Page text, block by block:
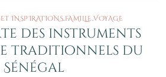
INSPIRATIONS,FAMILLE,VOYAGE
des instruments
traditionnels du
Sénégal